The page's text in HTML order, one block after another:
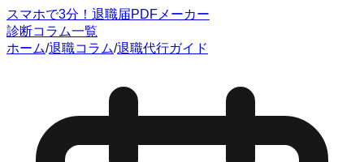
スマホで3分！退職届PDFメーカー
診断コラム一覧
ホーム/退職コラム/退職代行ガイド